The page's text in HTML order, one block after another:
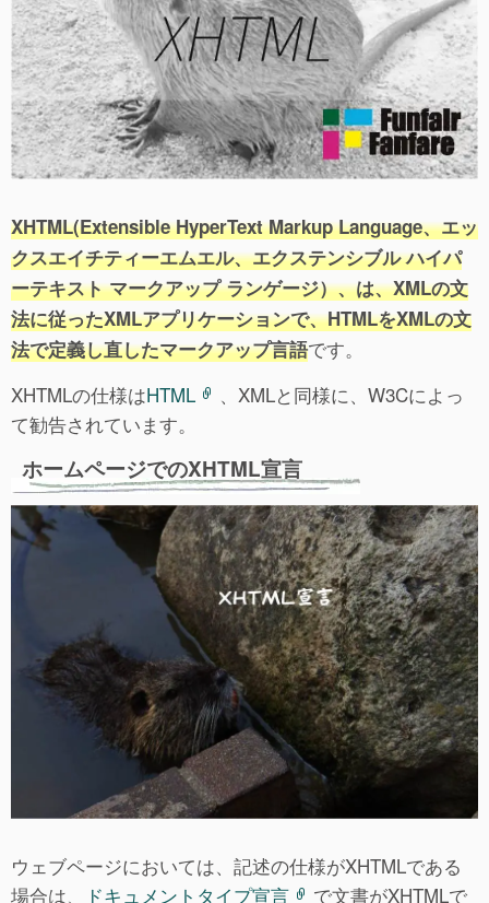
XHTML(Extensible HyperText Markup Language、エッ
クスエイチティーエムエル、エクステンシブル ハイパ
ーテキスト マークアップ ランゲージ）、は、XMLの文
法に従ったXMLアプリケーションで、HTMLをXMLの文
法で定義し直したマークアップ言語です。
XHTMLの仕様はHTML
、XMLと同様に、W3Cによっ
て勧告されています。
ホームページでのXHTML宣言
ウェブページにおいては、記述の仕様がXHTMLである
場合は、
ドキュメントタイプ宣言 で文書がXHTMLで